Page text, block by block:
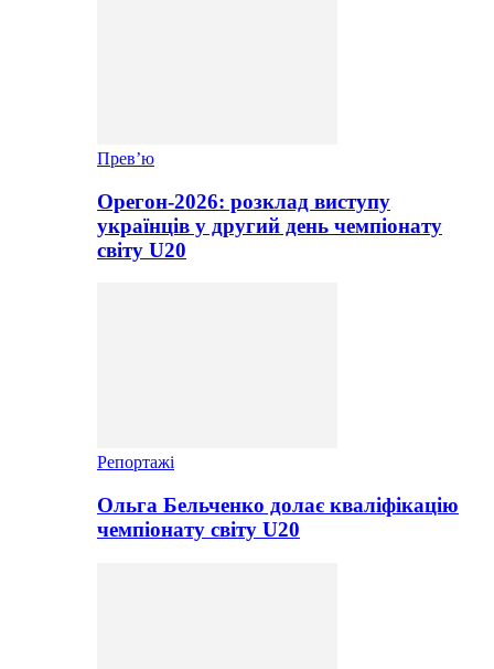
Прев’ю
Орегон-2026: розклад виступу
українців у другий день чемпіонату
світу U20
Репортажі
Ольга Бельченко долає кваліфікацію
чемпіонату світу U20